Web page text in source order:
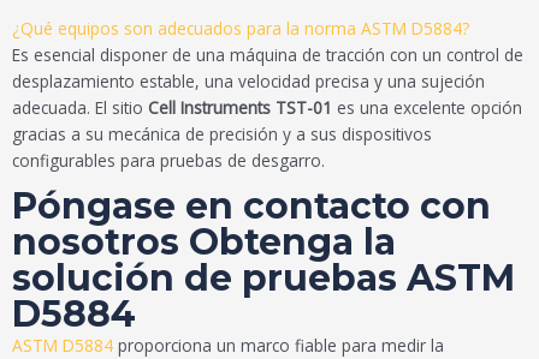
¿Qué equipos son adecuados para la norma ASTM D5884?
Es esencial disponer de una máquina de tracción con un control de
desplazamiento estable, una velocidad precisa y una sujeción
adecuada. El sitio Cell Instruments TST-01 es una excelente opción
gracias a su mecánica de precisión y a sus dispositivos
configurables para pruebas de desgarro.
Póngase en contacto con
nosotros Obtenga la
solución de pruebas ASTM
D5884
ASTM D5884 proporciona un marco fiable para medir la